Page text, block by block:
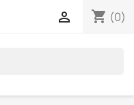
shopping_cart (0)
